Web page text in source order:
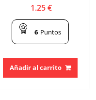
1.25€
6 Puntos
Añadir al carrito